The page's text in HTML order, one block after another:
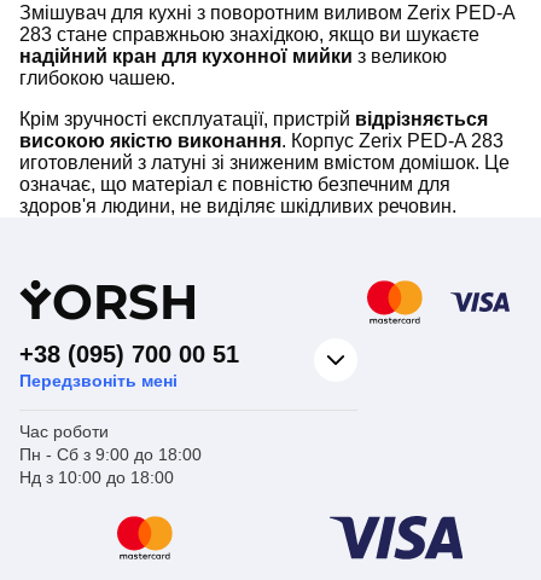
Змішувач для кухні з поворотним виливом Zerix PED-A
283 стане справжньою знахідкою, якщо ви шукаєте
надійний кран для кухонної мийки з великою
глибокою чашею.
Крім зручності експлуатації, пристрій відрізняється
високою якістю виконання. Корпус Zerix PED-A 283
иготовлений з латуні зі зниженим вмістом домішок. Це
означає, що матеріал є повністю безпечним для
здоров'я людини, не виділяє шкідливих речовин.
YORSH
+38 (095) 700 00 51
Передзвоніть мені
Час роботи
Пн - Сб з 9:00 до 18:00
Нд з 10:00 до 18:00